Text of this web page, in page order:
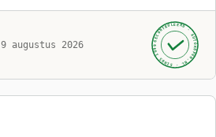
9 augustus 2026 GECONTROLEERD ·
AUTOKOPEN.NL
· SINDS 1999 ·